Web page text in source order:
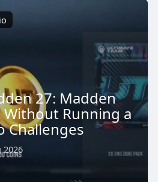
27: Madden
Without Running a
Challenges
2026